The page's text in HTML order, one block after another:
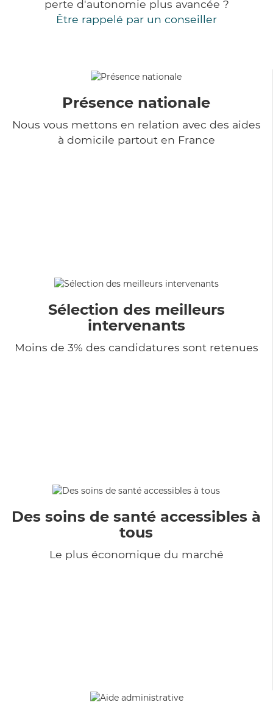
perte d'autonomie plus avancée ?
Être rappelé par un conseiller
Présence nationale
Nous vous mettons en relation avec des aides
à domicile partout en France
Sélection des meilleurs
intervenants
Moins de 3% des candidatures sont retenues
Des soins de santé accessibles à
tous
Le plus économique du marché